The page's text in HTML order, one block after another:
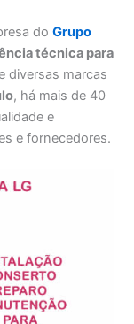
doGrupo
técnica para
diversas marcas
, há mais de 40
e
e fornecedores.